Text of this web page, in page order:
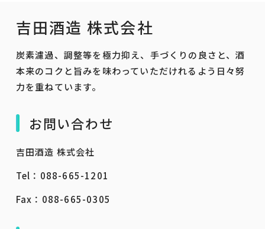
吉田酒造 株式会社
炭素濾過、調整等を極力抑え、手づくりの良さと、酒
本来のコクと旨みを味わっていただけれるよう日々努
力を重ねています。
お問い合わせ
吉田酒造 株式会社
Tel：088-665-1201
Fax：088-665-0305